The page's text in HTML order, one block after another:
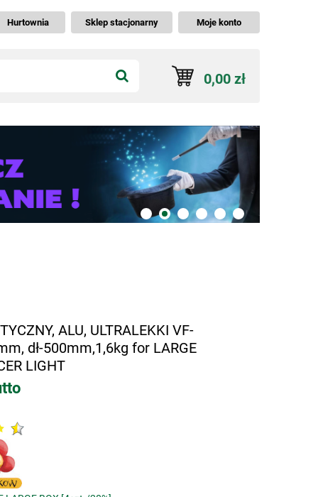
Hurtownia Sklep stacjonarny Moje konto
0,00 zł
ALU, ULTRALEKKI VF-
dł-500mm,1,6kg for LARGE
LIGHT